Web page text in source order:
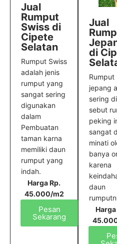
Jual
Rumput
Swiss di
Cipete
Selatan
Rumput Swiss
adalah jenis
rumput yang
sangat sering
digunakan
dalam
Pembuatan
taman karna
memiliki daun
rumput yang
indah.
Harga Rp.
45.000/m2
Pesan
Sekarang
Jual
di
Rumput
jepang
sering di
sebut
peking
sangat
minati
banya
karena
daun
Harga